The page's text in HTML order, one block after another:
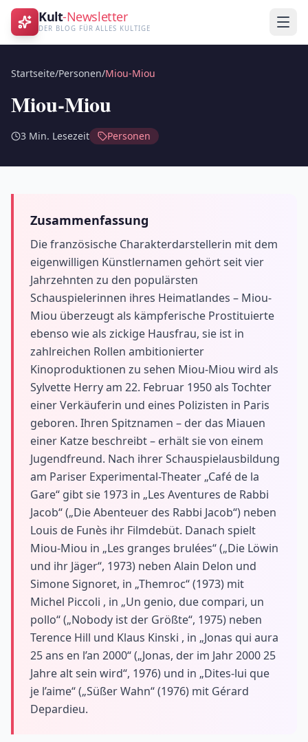
Kult-Newsletter
DER BLOG FÜR ALLES KULTIGE
Startseite/Personen/Miou-Miou
Miou-Miou
3 Min. Lesezeit Personen
Zusammenfassung
Die französische Charakterdarstellerin mit dem
eigenwilligen Künstlernamen gehört seit vier
Jahrzehnten zu den populärsten
Schauspielerinnen ihres Heimatlandes – Miou-
Miou überzeugt als kämpferische Prostituierte
ebenso wie als zickige Hausfrau, sie ist in
zahlreichen Rollen ambitionierter
Kinoproduktionen zu sehen Miou-Miou wird als
Sylvette Herry am 22. Februar 1950 als Tochter
einer Verkäuferin und eines Polizisten in Paris
geboren. Ihren Spitznamen – der das Miauen
einer Katze beschreibt – erhält sie von einem
Jugendfreund. Nach ihrer Schauspielausbildung
am Pariser Experimental-Theater „Café de la
Gare“ gibt sie 1973 in „Les Aventures de Rabbi
Jacob“ („Die Abenteuer des Rabbi Jacob“) neben
Louis de Funès ihr Filmdebüt. Danach spielt
Miou-Miou in „Les granges brulées“ („Die Löwin
und ihr Jäger“, 1973) neben Alain Delon und
Simone Signoret, in „Themroc“ (1973) mit
Michel Piccoli , in „Un genio, due compari, un
pollo“ („Nobody ist der Größte“, 1975) neben
Terence Hill und Klaus Kinski , in „Jonas qui aura
25 ans en l’an 2000“ („Jonas, der im Jahr 2000 25
Jahre alt sein wird“, 1976) und in „Dites-lui que
je l’aime“ („Süßer Wahn“ (1976) mit Gérard
Depardieu.